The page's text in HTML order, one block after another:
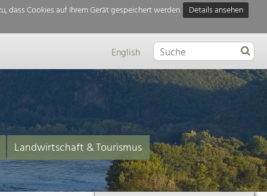
dass Cookies auf Ihrem Gerät gespeichert werden.
Details ansehen
English
Landwirtschaft & Tourismus